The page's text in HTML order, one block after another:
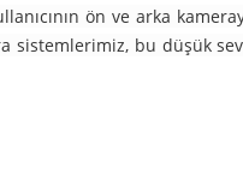
ön ve arka
sistemlerimiz, bu düşük